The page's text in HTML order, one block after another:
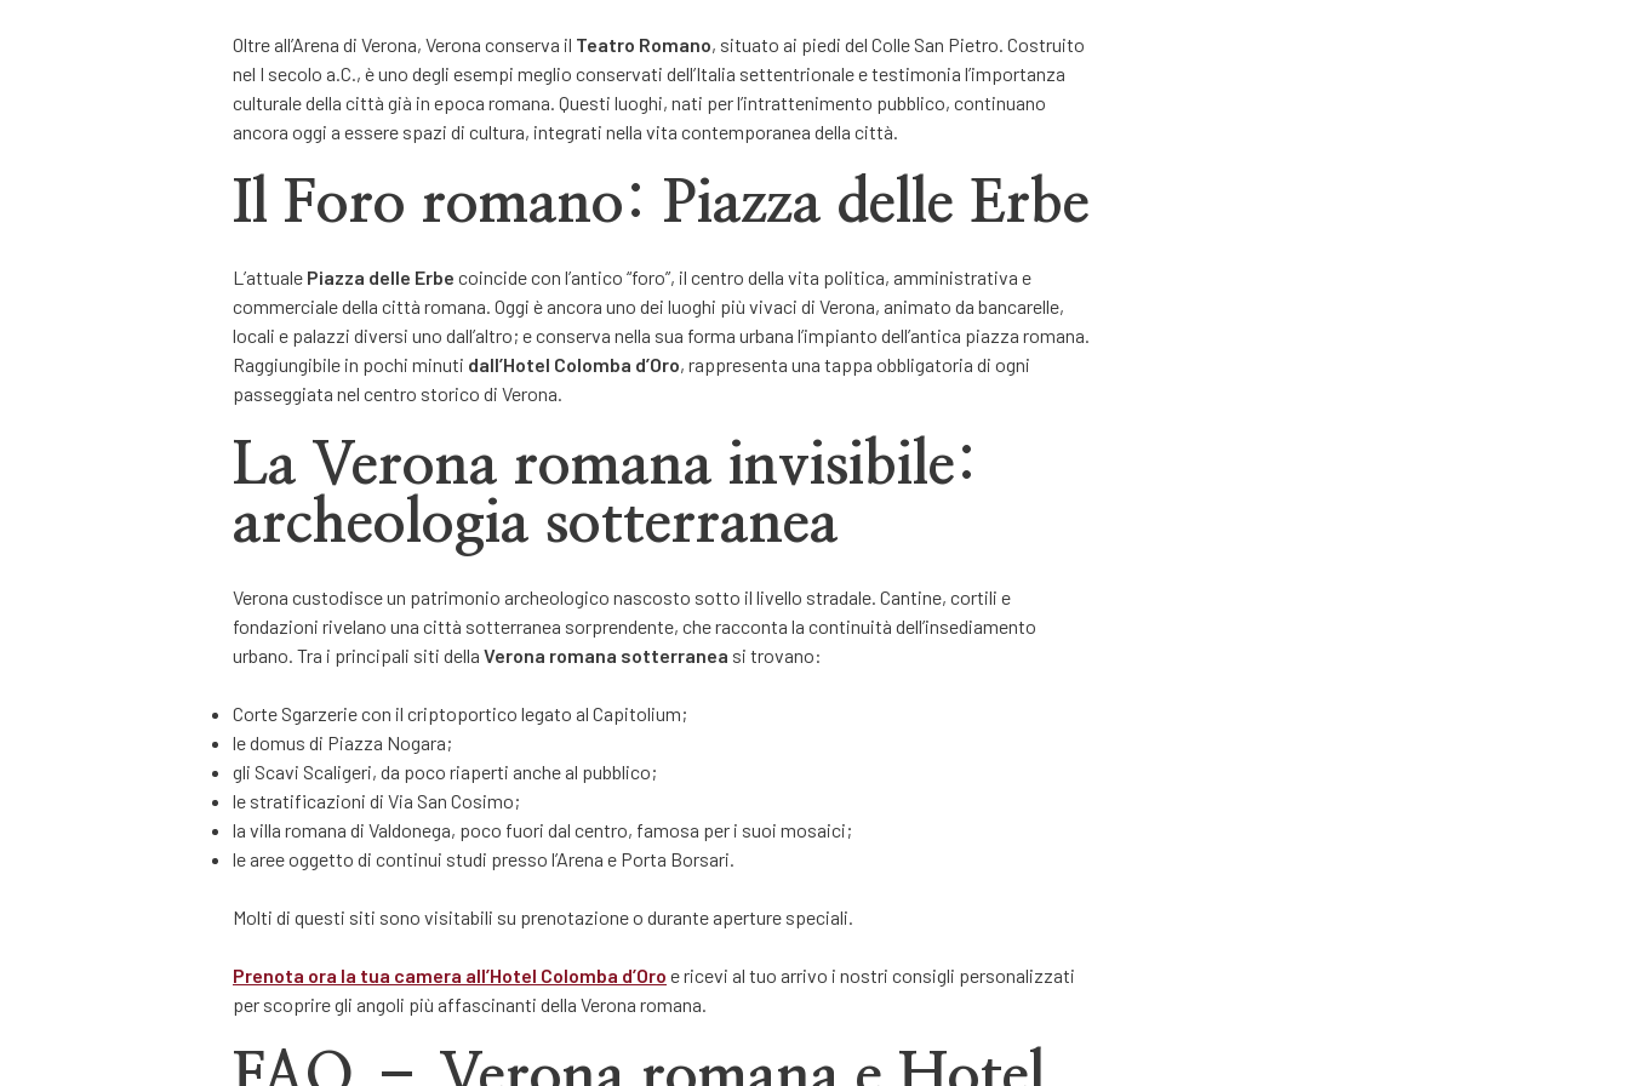
Oltre all’Arena di Verona, Verona conserva il Teatro Romano, situato ai piedi del Colle San Pietro. Costruito
nel I secolo a.C., è uno degli esempi meglio conservati dell’Italia settentrionale e testimonia l’importanza
culturale della città già in epoca romana. Questi luoghi, nati per l’intrattenimento pubblico, continuano
ancora oggi a essere spazi di cultura, integrati nella vita contemporanea della città.
Il Foro romano: Piazza delle Erbe
L’attuale Piazza delle Erbe coincide con l’antico “foro”, il centro della vita politica, amministrativa e
commerciale della città romana. Oggi è ancora uno dei luoghi più vivaci di Verona, animato da bancarelle,
locali e palazzi diversi uno dall’altro; e conserva nella sua forma urbana l’impianto dell’antica piazza romana.
Raggiungibile in pochi minuti dall’Hotel Colomba d’Oro, rappresenta una tappa obbligatoria di ogni
passeggiata nel centro storico di Verona.
La Verona romana invisibile:
archeologia sotterranea
Verona custodisce un patrimonio archeologico nascosto sotto il livello stradale. Cantine, cortili e
fondazioni rivelano una città sotterranea sorprendente, che racconta la continuità dell’insediamento
urbano. Tra i principali siti della Verona romana sotterranea si trovano:
Corte Sgarzerie con il criptoportico legato al Capitolium;
le domus di Piazza Nogara;
gli Scavi Scaligeri, da poco riaperti anche al pubblico;
le stratificazioni di Via San Cosimo;
la villa romana di Valdonega, poco fuori dal centro, famosa per i suoi mosaici;
le aree oggetto di continui studi presso l’Arena e Porta Borsari.
Molti di questi siti sono visitabili su prenotazione o durante aperture speciali.
Prenota ora la tua camera all’Hotel Colomba d’Oro e ricevi al tuo arrivo i nostri consigli personalizzati
per scoprire gli angoli più affascinanti della Verona romana.